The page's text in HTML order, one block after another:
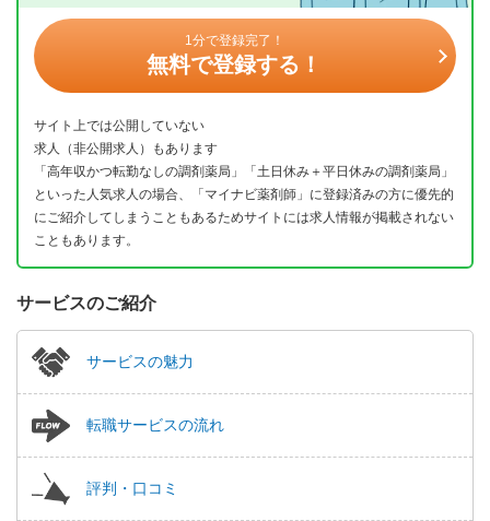
1分で登録完了！
無料で登録する！
サイト上では公開していない
求人（非公開求人）もあります
「高年収かつ転勤なしの調剤薬局」「土日休み＋平日休みの調剤薬局」
といった人気求人の場合、「マイナビ薬剤師」に登録済みの方に優先的
にご紹介してしまうこともあるためサイトには求人情報が掲載されない
こともあります。
サービスのご紹介
サービスの魅力
転職サービスの流れ
評判・口コミ